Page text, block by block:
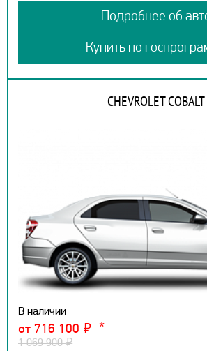
Подробнее об
Купить по
CHEVROLET COBALT
В наличии
от 716 100 ₽
1 069 900₽